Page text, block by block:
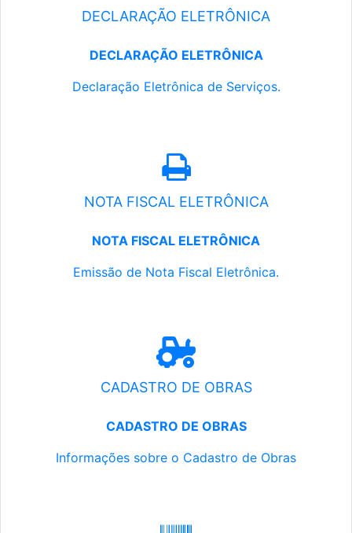
DECLARAÇÃO ELETRÔNICA
DECLARAÇÃO ELETRÔNICA
Declaração Eletrônica de Serviços.
NOTA FISCAL ELETRÔNICA
NOTA FISCAL ELETRÔNICA
Emissão de Nota Fiscal Eletrônica.
CADASTRO DE OBRAS
CADASTRO DE OBRAS
Informações sobre o Cadastro de Obras